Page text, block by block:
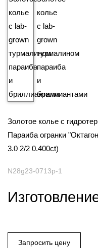
Золотое колье с
Параиба огранки
3.0 2/2 0.400ct)
N28g23-0713p-1